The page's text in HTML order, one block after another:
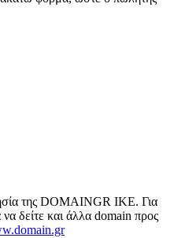
της DOMAINGR ΙΚΕ. Για
να δείτε και άλλα domain προς